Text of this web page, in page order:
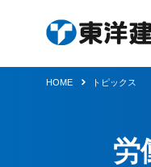
HOME トピックス
労